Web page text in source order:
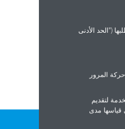
("الحد الأدنى
المرور
لتقديم
قياسها مدى